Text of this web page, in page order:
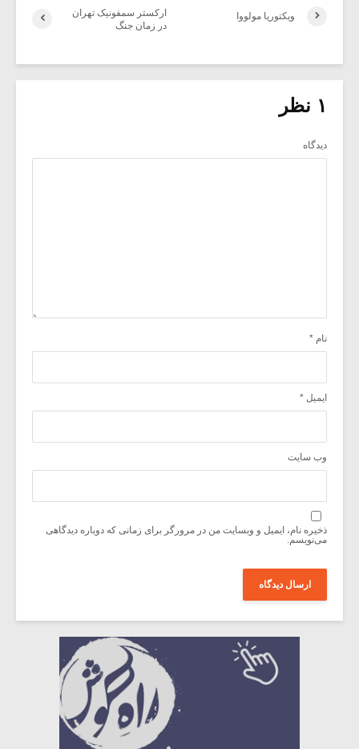
ارکستر سمفونیک تهران
در زمان جنگ
ویکتوریا مولووا
۱ نظر
دیدگاه
نام *
ایمیل *
وب‌ سایت
ذخیره نام، ایمیل و وبسایت من در مرورگر برای زمانی که دوباره دیدگاهی
می‌نویسم.